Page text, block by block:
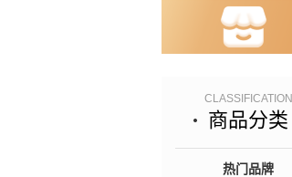
CLASSIFICATION
商品分类
热门品牌